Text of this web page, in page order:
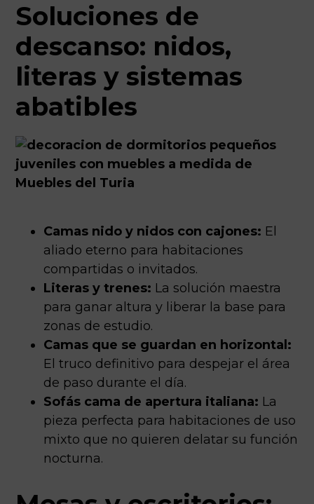
Soluciones de
descanso: nidos,
literas y sistemas
abatibles
Camas nido y nidos con cajones: El
aliado eterno para habitaciones
compartidas o invitados.
Literas y trenes: La solución maestra
para ganar altura y liberar la base para
zonas de estudio.
Camas que se guardan en horizontal:
El truco definitivo para despejar el área
de paso durante el día.
Sofás cama de apertura italiana: La
pieza perfecta para habitaciones de uso
mixto que no quieren delatar su función
nocturna.